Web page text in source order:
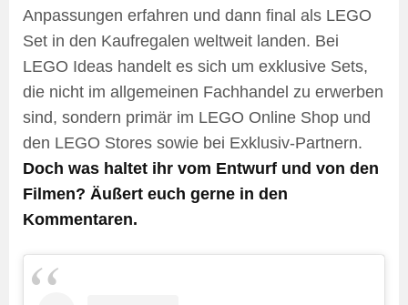
Anpassungen erfahren und dann final als LEGO
Set in den Kaufregalen weltweit landen. Bei
LEGO Ideas handelt es sich um exklusive Sets,
die nicht im allgemeinen Fachhandel zu erwerben
sind, sondern primär im LEGO Online Shop und
den LEGO Stores sowie bei Exklusiv-Partnern.
Doch was haltet ihr vom Entwurf und von den
Filmen? Äußert euch gerne in den
Kommentaren.